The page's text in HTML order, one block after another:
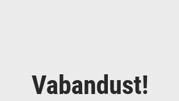
Vabandust!